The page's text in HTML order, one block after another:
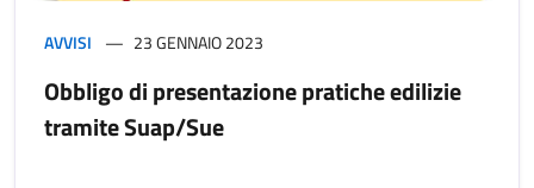
AVVISI 23 GENNAIO 2023
Obbligo di presentazione pratiche edilizie
tramite Suap/Sue